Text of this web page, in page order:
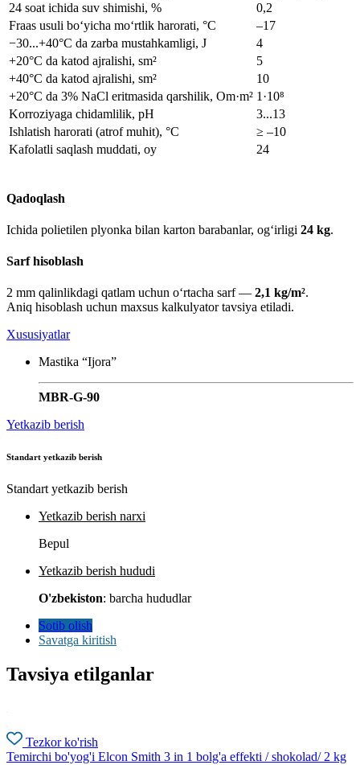
24 soat ichida suv shimishi, %
0,2
Fraas usuli bo‘yicha mo‘rtlik harorati, °С
–17
−30...+40°С da zarba mustahkamligi, J
4
+20°С da katod ajralishi, sm²
5
+40°С da katod ajralishi, sm²
10
+20°С da 3% NaCl eritmasida qarshilik, Om·m² 1·10⁸
Korroziyaga chidamlilik, pH
3...13
Ishlatish harorati (atrof muhit), °С
≥ –10
Kafolatli saqlash muddati, oy
24
Qadoqlash
Ichida polietilen plyonka bilan karton barabanlar, og‘irligi 24 kg.
Sarf hisoblash
2 mm qalinlikdagi qatlam uchun o‘rtacha sarf — 2,1 kg/m².
Aniq hisoblash uchun maxsus kalkulyator tavsiya etiladi.
Xususiyatlar
Mastika “Ijora”
MBR-G-90
Yetkazib berish
Standart yetkazib berish
Standart yetkazib berish
Yetkazib berish narxi
Bepul
Yetkazib berish hududi
O'zbekiston: barcha hududlar
Sotib olish
Savatga kiritish
Tavsiya etilganlar
Tezkor ko'rish
Temirchi bo'yog'i Elcon Smith 3 in 1 bolg'a effekti / shokolad/ 2 kg